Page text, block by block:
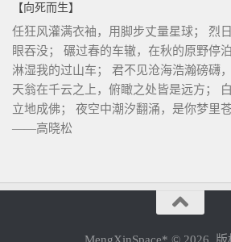
【向死而生】
任狂风灌满衣袖，用脚步丈量星球； 烈
眼吞没； 碾过春的车辙，在秋的原野停
淋湿我的过山车； 君不见沧海浩瀚磅礴
天翁在千云之上，俯瞰之处皆是远方；
立地成佛； 夜空中潮汐翻涌，是你梦里苍
——高晓松